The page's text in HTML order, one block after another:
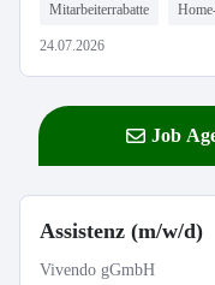
Mitarbeiterrabatte
24.07.2026
Job
Assistenz (m/w/d)
Vivendo gGmbH